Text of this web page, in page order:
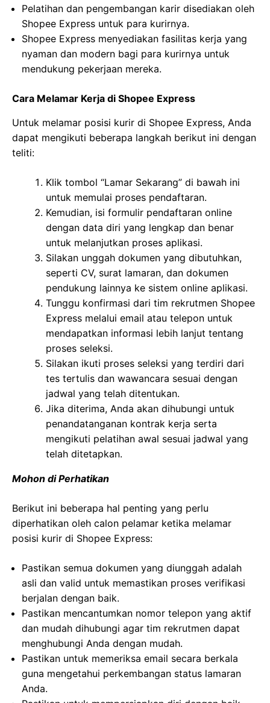
Pelatihan dan pengembangan karir disediakan oleh
Shopee Express untuk para kurirnya.
Shopee Express menyediakan fasilitas kerja yang
nyaman dan modern bagi para kurirnya untuk
mendukung pekerjaan mereka.
Cara Melamar Kerja di Shopee Express
Untuk melamar posisi kurir di Shopee Express, Anda
dapat mengikuti beberapa langkah berikut ini dengan
teliti:
Klik tombol “Lamar Sekarang” di bawah ini
untuk memulai proses pendaftaran.
Kemudian, isi formulir pendaftaran online
dengan data diri yang lengkap dan benar
untuk melanjutkan proses aplikasi.
Silakan unggah dokumen yang dibutuhkan,
seperti CV, surat lamaran, dan dokumen
pendukung lainnya ke sistem online aplikasi.
Tunggu konfirmasi dari tim rekrutmen Shopee
Express melalui email atau telepon untuk
mendapatkan informasi lebih lanjut tentang
proses seleksi.
Silakan ikuti proses seleksi yang terdiri dari
tes tertulis dan wawancara sesuai dengan
jadwal yang telah ditentukan.
Jika diterima, Anda akan dihubungi untuk
penandatanganan kontrak kerja serta
mengikuti pelatihan awal sesuai jadwal yang
telah ditetapkan.
Mohon di Perhatikan
Berikut ini beberapa hal penting yang perlu
diperhatikan oleh calon pelamar ketika melamar
posisi kurir di Shopee Express:
Pastikan semua dokumen yang diunggah adalah
asli dan valid untuk memastikan proses verifikasi
berjalan dengan baik.
Pastikan mencantumkan nomor telepon yang aktif
dan mudah dihubungi agar tim rekrutmen dapat
menghubungi Anda dengan mudah.
Pastikan untuk memeriksa email secara berkala
guna mengetahui perkembangan status lamaran
Anda.